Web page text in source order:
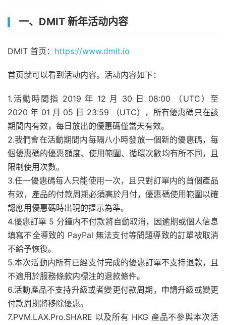
一、DMIT 新年活动内容
DMIT 首页： https://www.dmit.io
首页就可以看到活动内容。活动内容如下：
1.活動時間指 2019 年 12 月 30 日 08:00 （UTC）至
2020 年 01 月 05 日 23:59 （UTC），所有優惠碼只在該
期間内有效，每日放出的優惠碼僅當天有效。
2.我們會在活動期間内每隔八小時發放一個新的優惠碼，每
個優惠碼的優惠額度、使用範圍、循環次數均有所不同，且
限制使用次數。
3.任一優惠碼每人只能使用一次，且只對訂單内的首個產品
有效，產品的付款周期必須高於月付，優惠碼使用範圍以確
認應用優惠碼時出現的提示為準。
4.優惠訂單 5 分鐘内不付款將自動取消，因逾期或個人信息
填寫不全導致的 PayPal 無法支付等問題導致的訂單被取消
不給予恢復。
5.本次活動内所有已經支付完成的優惠訂單不支持退款，且
不適用於服務條款内標注的退款條件。
6.活動產品不支持升級或者變更付款周期，申請升級或變更
付款周期將移除優惠。
7.PVM.LAX.Pro.SHARE 以及所有 HKG 產品不參與本次活